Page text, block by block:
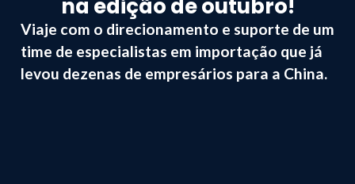
na edição de outubro!
Viaje com o direcionamento e suporte de um
time de especialistas em importação que já
levou dezenas de empresários para a China.